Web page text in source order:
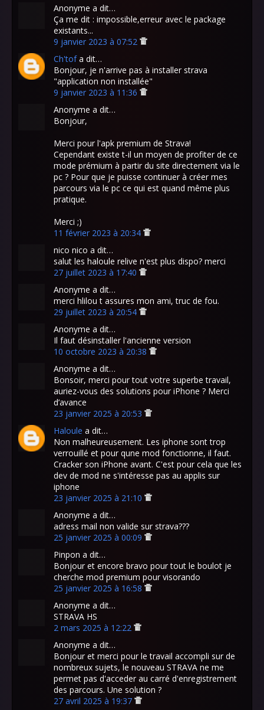
Anonyme a dit…
Ça me dit : impossible,erreur avec le package
existants...
9 janvier 2023 à 07:52
Ch'tofa dit…
Bonjour, je n'arrive pas à installer strava
"application non installée"
9 janvier 2023 à 11:36
Anonyme a dit…
Bonjour,
Merci pour l'apk premium de Strava!
Cependant existe t-il un moyen de profiter de ce
mode prémium à partir du site directement via le
pc ? Pour que je puisse continuer à créer mes
parcours via le pc ce qui est quand même plus
pratique.
Merci ;)
11 février 2023 à 20:34
nico nico a dit…
salut les haloule relive n'est plus dispo? merci
27 juillet 2023 à 17:40
Anonyme a dit…
merci hlilou t assures mon ami, truc de fou.
29 juillet 2023 à 20:54
Anonyme a dit…
Il faut désinstaller l'ancienne version
10 octobre 2023 à 20:38
Anonyme a dit…
Bonsoir, merci pour tout votre superbe travail,
auriez-vous des solutions pour iPhone ? Merci
d’avance
23 janvier 2025 à 20:53
Haloule a dit…
Non malheureusement. Les iphone sont trop
verrouillé et pour qune mod fonctionne, il faut.
Cracker son iPhone avant. C'est pour cela que les
dev de mod ne s'intéresse pas au applis sur
iphone
23 janvier 2025 à 21:10
Anonyme a dit…
adress mail non valide sur strava???
25 janvier 2025 à 00:09
Pinpon a dit…
Bonjour et encore bravo pour tout le boulot je
cherche mod premium pour visorando
25 janvier 2025 à 16:58
Anonyme a dit…
STRAVA HS
2 mars 2025 à 12:22
Anonyme a dit…
Bonjour et merci pour le travail accompli sur de
nombreux sujets, le nouveau STRAVA ne me
permet pas d'acceder au carré d'enregistrement
des parcours. Une solution ?
27 avril 2025 à 19:37